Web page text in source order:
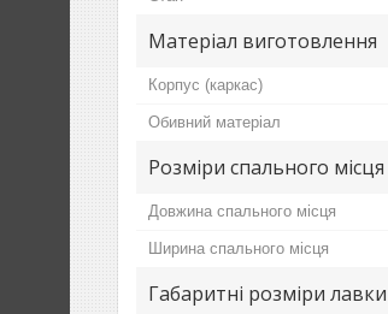
Матеріал виготовлення
Корпус (каркас)
Обивний матеріал
Розміри спального місця
Довжина спального місця
Ширина спального місця
Габаритні розміри лавки